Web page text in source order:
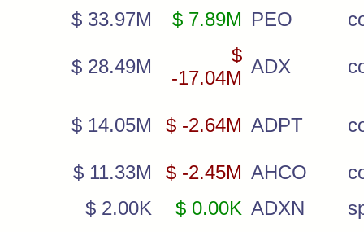
$ 33.97M
$ 7.89M PEO
$ 28.49M
$
-17.04M
ADX
$ 14.05M $ -2.64M ADPT
$ 11.33M $ -2.45M AHCO
$ 2.00K
$ 0.00K ADXN